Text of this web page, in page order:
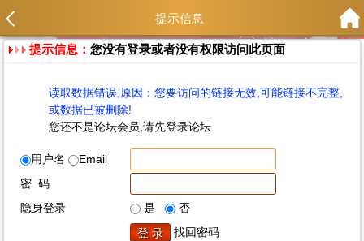
提示信息
提示信息：您没有登录或者没有权限访问此页面
读取数据错误,原因：您要访问的链接无效,可能链接不完整,
或数据已被删除!
您还不是论坛会员,请先登录论坛
用户名
Email
密 码
隐身登录
是
否
找回密码